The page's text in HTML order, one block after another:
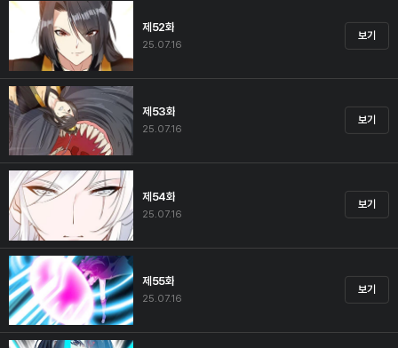
제52화
25.07.16
보기
제53화
25.07.16
보기
제54화
25.07.16
보기
제55화
25.07.16
보기